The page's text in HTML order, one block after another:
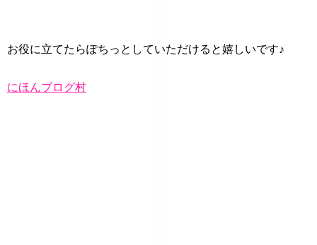
お役に立てたらぽちっとしていただけると嬉しいです♪
にほんブログ村